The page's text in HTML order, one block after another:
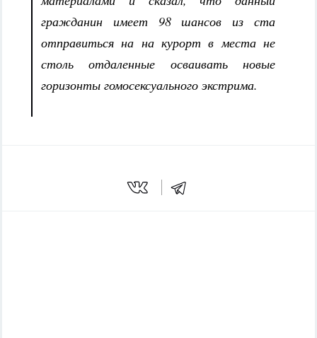
гражданин имеет 98 шансов из ста
отправиться на на курорт в места не
столь отдаленные осваивать новые
горизонты гомосексуального экстрима.